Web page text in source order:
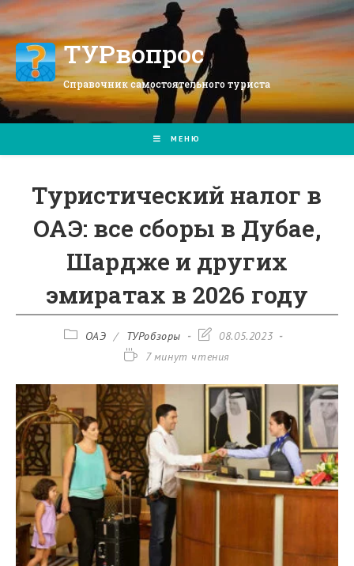
Перейти
к
содержимомуТУРвопрос
Справочник самостоятельного туриста
МЕНЮ
Туристический налог в
ОАЭ: все сборы в Дубае,
Шардже и других
эмиратах в 2026 году
Рубрика
ОАЭ / ТУРобзоры
Запись08.05.2023
Время7 минут чтения